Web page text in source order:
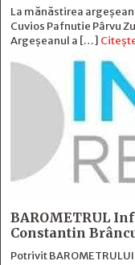
La mănăstirea
Cuvios Pafnutie Pârvu
Argeșeanul a […]
BAROMETRUL
Constantin
Potrivit